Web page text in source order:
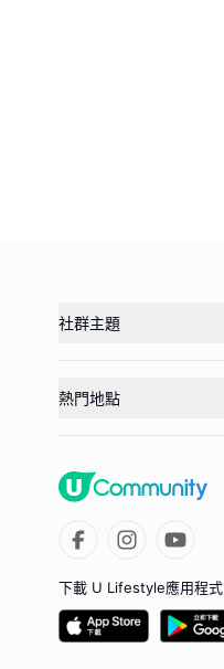
社群主題
熱門地點
下載 U Lifestyle應用程式